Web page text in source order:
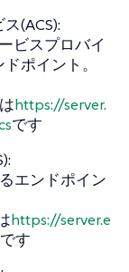
(ACS):
ビスプロバイ
ポイント。
https://server.
です
エンドポイン
https://server.e
です